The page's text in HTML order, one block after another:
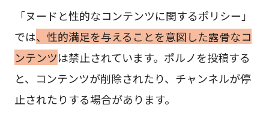
「ヌードと性的なコンテンツに関するポリシー」
では、性的満足を与えることを意図した露骨なコ
ンテンツは禁止されています。ポルノを投稿する
と、コンテンツが削除されたり、チャンネルが停
止されたりする場合があります。